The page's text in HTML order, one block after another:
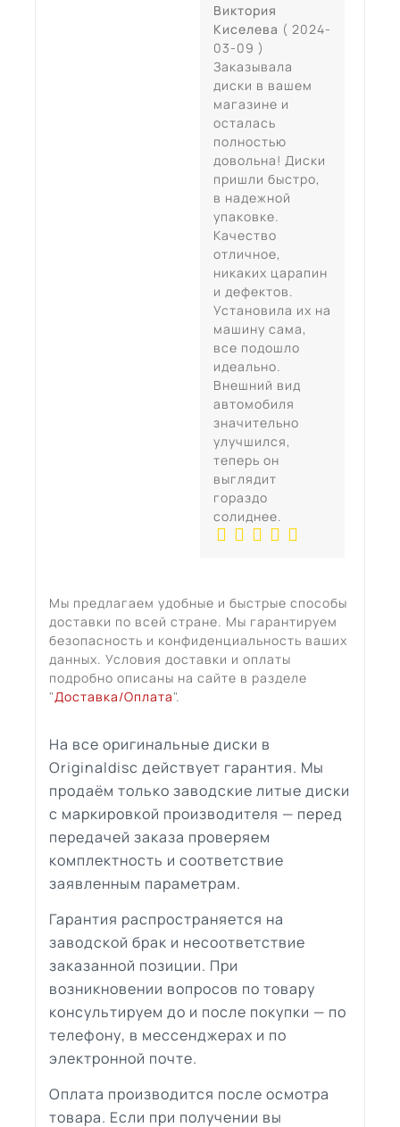
Виктория
Киселева ( 2024-
03-09 )
Заказывала
диски в вашем
магазине и
осталась
полностью
довольна! Диски
пришли быстро,
в надежной
упаковке.
Качество
отличное,
никаких царапин
и дефектов.
Установила их на
машину сама,
все подошло
идеально.
Внешний вид
автомобиля
значительно
улучшился,
теперь он
выглядит
гораздо
солиднее.
Мы предлагаем удобные и быстрые способы
доставки по всей стране. Мы гарантируем
безопасность и конфиденциальность ваших
данных. Условия доставки и оплаты
подробно описаны на сайте в разделе
"Доставка/Оплата".
На все оригинальные диски в
Originaldisc действует гарантия. Мы
продаём только заводские литые диски
с маркировкой производителя — перед
передачей заказа проверяем
комплектность и соответствие
заявленным параметрам.
Гарантия распространяется на
заводской брак и несоответствие
заказанной позиции. При
возникновении вопросов по товару
консультируем до и после покупки — по
телефону, в мессенджерах и по
электронной почте.
Оплата производится после осмотра
товара. Если при получении вы